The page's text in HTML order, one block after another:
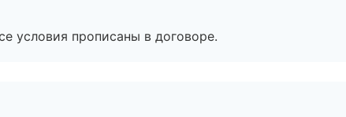
условия прописаны в договоре.